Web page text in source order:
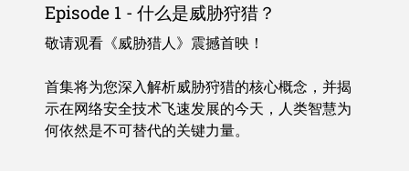
Episode 1 - 什么是威胁狩猎？
敬请观看《威胁猎人》震撼首映！
首集将为您深入解析威胁狩猎的核心概念，并揭
示在网络安全技术飞速发展的今天，人类智慧为
何依然是不可替代的关键力量。